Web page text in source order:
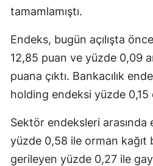
tamamlamıştı.
Endeks, bugün açılışta
12,85 puan ve yüzde 0,09
puana çıktı. Bankacılık
holding endeksi yüzde 0,15
Sektör endeksleri arasında
yüzde 0,58 ile orman kağıt
gerileyen yüzde 0,27 ile